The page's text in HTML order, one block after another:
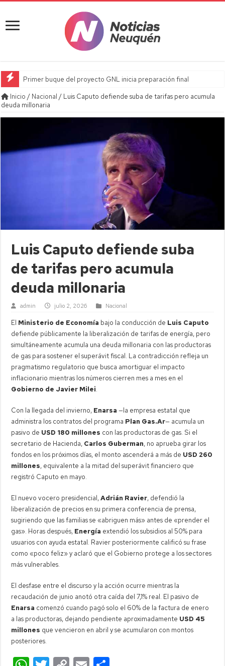
Primer buque del proyecto GNL inicia preparación final
Inicio / Nacional / Luis Caputo defiende suba de tarifas pero acumula
deuda millonaria
Luis Caputo defiende suba
de tarifas pero acumula
deuda millonaria
admin julio 2, 2026 Nacional
El Ministerio de Economía bajo la conducción de Luis Caputo
defiende públicamente la liberalización de tarifas de energía, pero
simultáneamente acumula una deuda millonaria con las productoras
de gas para sostener el superávit fiscal. La contradicción refleja un
pragmatismo regulatorio que busca amortiguar el impacto
inflacionario mientras los números cierren mes a mes en el
Gobierno de Javier Milei.
Con la llegada del invierno, Enarsa —la empresa estatal que
administra los contratos del programa Plan Gas.Ar— acumula un
pasivo de USD 180 millones con las productoras de gas. Si el
secretario de Hacienda, Carlos Guberman, no aprueba girar los
fondos en los próximos días, el monto ascenderá a más de USD 260
millones, equivalente a la mitad del superávit financiero que
registró Caputo en mayo.
El nuevo vocero presidencial,Adrián Ravier, defendió la
liberalización de precios en su primera conferencia de prensa,
sugiriendo que las familias se «abriguen más» antes de «prender el
gas». Horas después, Energía extendió los subsidios al 50% para
usuarios con ayuda estatal. Ravier posteriormente calificó su frase
como «poco feliz» y aclaró que el Gobierno protege a los sectores
más vulnerables.
El desfase entre el discurso y la acción ocurre mientras la
recaudación de junio anotó otra caída del 7,1% real. El pasivo de
Enarsa comenzó cuando pagó solo el 60% de la factura de enero
a las productoras, dejando pendiente aproximadamente USD 45
millones que vencieron en abril y se acumularon con montos
posteriores.